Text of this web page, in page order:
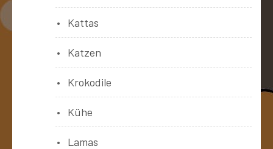
Kattas
Katzen
Krokodile
Kühe
Lamas